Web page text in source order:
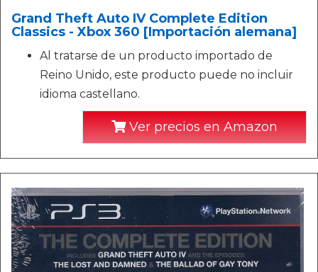
Grand Theft Auto IV Complete Edition
Classics - Xbox 360 [Importación alemana]
Al tratarse de un producto importado de
Reino Unido, este producto puede no incluir
idioma castellano.
Ver precios en Amazon